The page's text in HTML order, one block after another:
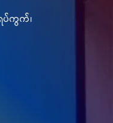
ပ်ကွက်၊